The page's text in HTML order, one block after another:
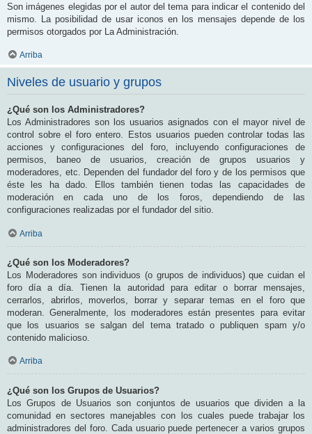
Son imágenes elegidas por el autor del tema para indicar el contenido del
mismo. La posibilidad de usar iconos en los mensajes depende de los
permisos otorgados por La Administración.
Arriba
Niveles de usuario y grupos
¿Qué son los Administradores?
Los Administradores son los usuarios asignados con el mayor nivel de
control sobre el foro entero. Estos usuarios pueden controlar todas las
acciones y configuraciones del foro, incluyendo configuraciones de
permisos, baneo de usuarios, creación de grupos usuarios y
moderadores, etc. Dependen del fundador del foro y de los permisos que
éste les ha dado. Ellos también tienen todas las capacidades de
moderación en cada uno de los foros, dependiendo de las
configuraciones realizadas por el fundador del sitio.
Arriba
¿Qué son los Moderadores?
Los Moderadores son individuos (o grupos de individuos) que cuidan el
foro día a día. Tienen la autoridad para editar o borrar mensajes,
cerrarlos, abrirlos, moverlos, borrar y separar temas en el foro que
moderan. Generalmente, los moderadores están presentes para evitar
que los usuarios se salgan del tema tratado o publiquen spam y/o
contenido malicioso.
Arriba
¿Qué son los Grupos de Usuarios?
Los Grupos de Usuarios son conjuntos de usuarios que dividen a la
comunidad en sectores manejables con los cuales puede trabajar los
administradores del foro. Cada usuario puede pertenecer a varios grupos